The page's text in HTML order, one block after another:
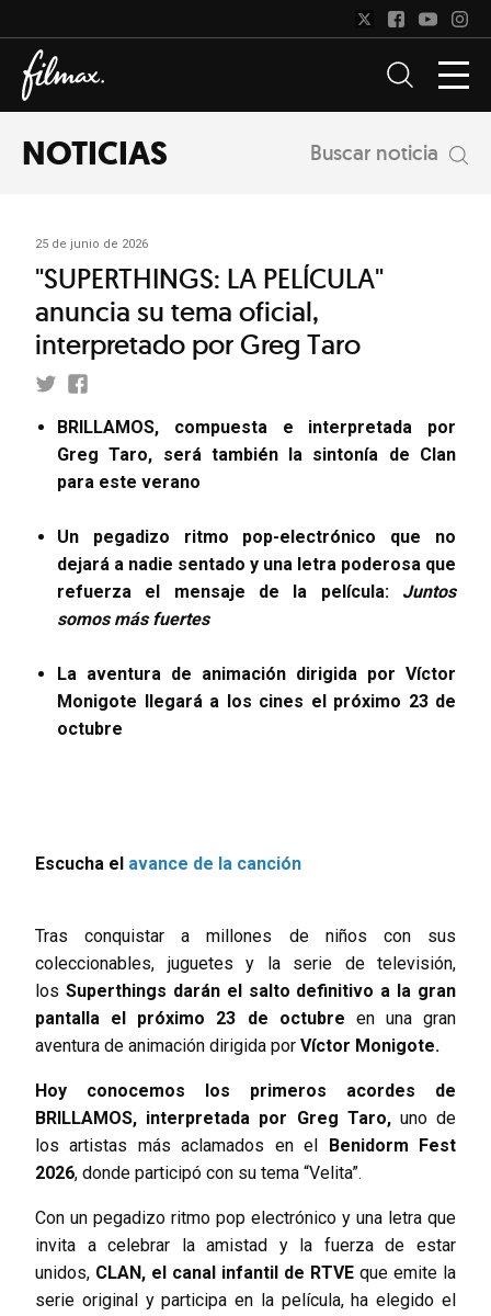
NOTICIAS Buscar noticia
25 de junio de 2026
"SUPERTHINGS: LA PELÍCULA"
anuncia su tema oficial,
interpretado por Greg Taro
BRILLAMOS, compuesta e interpretada por
Greg Taro, será también la sintonía de Clan
para este verano
Un pegadizo ritmo pop-electrónico que no
dejará a nadie sentado y una letra poderosa que
refuerza el mensaje de la película: Juntos
somos más fuertes
La aventura de animación dirigida por Víctor
Monigote llegará a los cines el próximo 23 de
octubre
Escucha el avance de la canción
Tras conquistar a millones de niños con sus
coleccionables, juguetes y la serie de televisión,
los Superthings darán el salto definitivo a la gran
pantalla el próximo 23 de octubre en una gran
aventura de animación dirigida por Víctor Monigote.
Hoy conocemos los primeros acordes de
BRILLAMOS, interpretada por Greg Taro, uno de
los artistas más aclamados en el Benidorm Fest
2026, donde participó con su tema “Velita”.
Con un pegadizo ritmo pop electrónico y una letra que
invita a celebrar la amistad y la fuerza de estar
unidos, CLAN, el canal infantil de RTVE que emite la
serie original y participa en la película, ha elegido el